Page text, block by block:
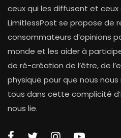
ceux qui les diffusent et
LimitlessPost se propose de
consommateurs d’opinions
monde et les aider à
de ré-création de l’être, de
physique pour que nous
tous dans cette complicité
nous lie.